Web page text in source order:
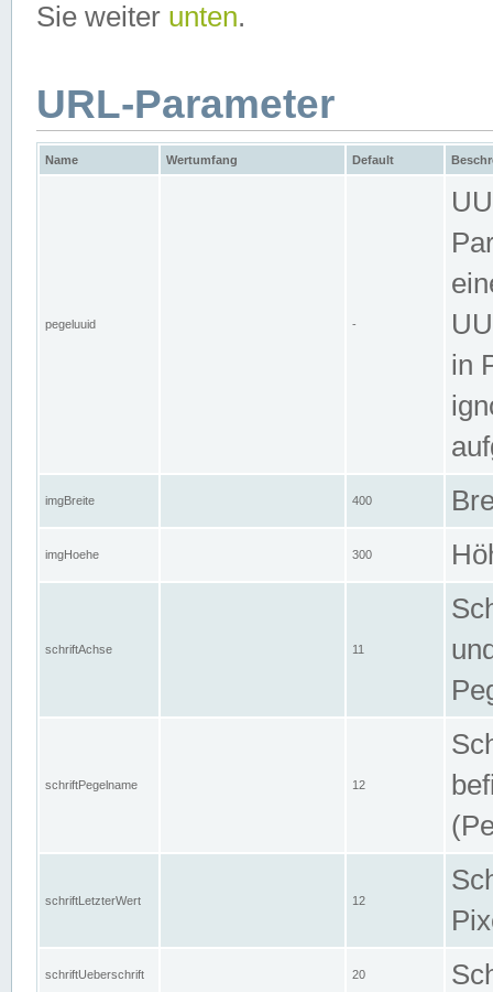
Sie weiter unten.
URL-Parameter
Name Wertumfang Default
pegeluuid -
in
imgBreite 400
imgHoehe 300
schriftAchse 11
schriftPegelname 12
schriftLetzterWert 12
schriftUeberschrift 20